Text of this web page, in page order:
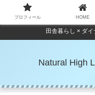
田舎暮らし × ダ
Natural High
プロフィール HOME